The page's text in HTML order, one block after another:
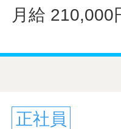
月給 210,000
正社員